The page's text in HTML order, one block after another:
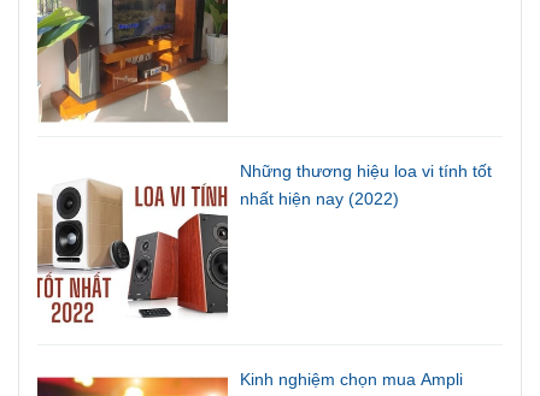
Những thương hiệu loa vi tính tốt
nhất hiện nay (2022)
Kinh nghiệm chọn mua Ampli